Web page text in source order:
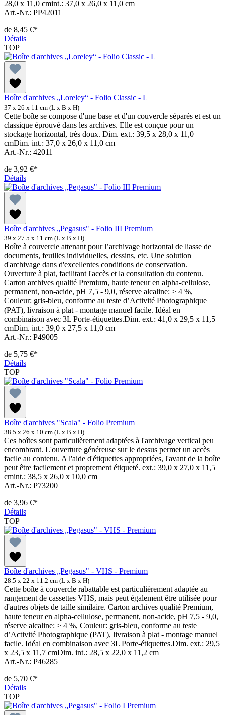
28,0 x 11,0 cmint.: 37,0 x 26,0 x 11,0 cm
Art.-Nr.: PP42011
de 8,45 €*
Détails
TOP
Boîte d'archives „Loreley“ - Folio Classic - L
37 x 26 x 11 cm (L x B x H)
Cette boîte se compose d'une base et d'un couvercle séparés et est un
classique éprouvé dans les archives. Elle est conçue pour un
stockage horizontal, très doux. Dim. ext.: 39,5 x 28,0 x 11,0
cmDim. int.: 37,0 x 26,0 x 11,0 cm
Art.-Nr.: 42011
de 3,92 €*
Détails
Boîte d'archives „Pegasus" - Folio III Premium
39 x 27.5 x 11 cm (L x B x H)
Boîte à couvercle attenant pour l’archivage horizontal de liasse de
documents, feuilles individuelles, dessins, etc. Une solution
d'archivage dans d'excellentes conditions de conservation.
Ouverture à plat, facilitant l'accès et la consultation du contenu.
Carton archives qualité Premium, haute teneur en alpha-cellulose,
permanent, non-acide, pH 7,5 - 9,0, réserve alcaline: ≥ 4 %,
Couleur: gris-bleu, conforme au teste d’Activité Photographique
(PAT), livraison à plat - montage manuel facile. Idéal en
combinaison avec 3L Porte-étiquettes.Dim. ext.: 41,0 x 29,5 x 11,5
cmDim. int.: 39,0 x 27,5 x 11,0 cm
Art.-Nr.: P49005
de 5,75 €*
Détails
TOP
Boîte d'archives "Scala" - Folio Premium
38.5 x 26 x 10 cm (L x B x H)
Ces boîtes sont particulièrement adaptées à l'archivage vertical peu
encombrant. L'ouverture généreuse sur le dessus permet un accès
facile au contenu. A l'aide d'étiquettes appropriées, l'avant de la boîte
peut être facilement et proprement étiqueté. ext.: 39,0 x 27,0 x 11,5
cmint.: 38,5 x 26,0 x 10,0 cm
Art.-Nr.: P73200
de 3,96 €*
Détails
TOP
Boîte d'archives „Pegasus" - VHS - Premium
28.5 x 22 x 11.2 cm (L x B x H)
Cette boîte à couvercle rabattable est particulièrement adaptée au
rangement de cassettes VHS, mais peut également être utilisée pour
d'autres objets de taille similaire. Carton archives qualité Premium,
haute teneur en alpha-cellulose, permanent, non-acide, pH 7,5 - 9,0,
réserve alcaline: ≥ 4 %, Couleur: gris-bleu, conforme au teste
d’Activité Photographique (PAT), livraison à plat - montage manuel
facile. Idéal en combinaison avec 3L Porte-étiquettes.Dim. ext.: 29,5
x 23,5 x 11,7 cmDim. int.: 28,5 x 22,0 x 11,2 cm
Art.-Nr.: P46285
de 5,70 €*
Détails
TOP